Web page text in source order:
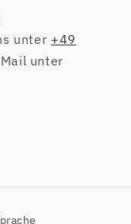
unter +49
unter